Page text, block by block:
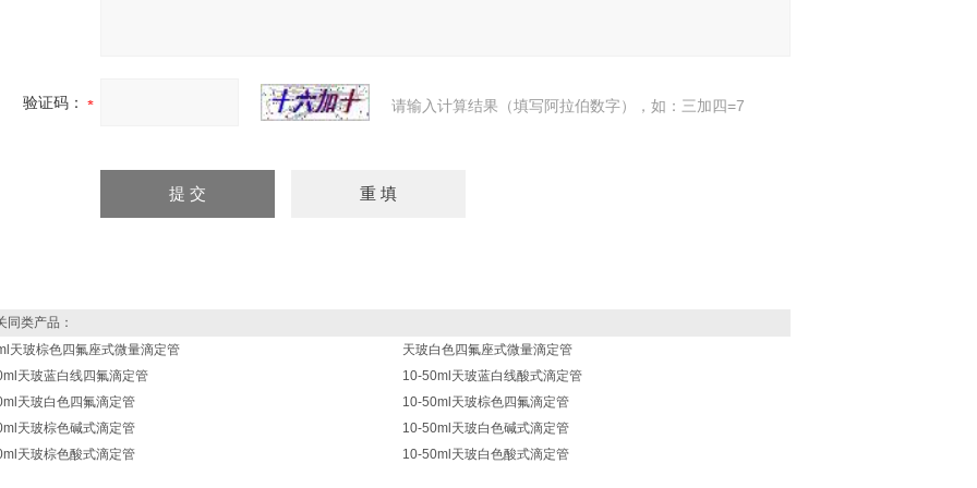
验证码： 请输入计算结果（填写阿拉伯数字），如：三加四=7
类产品：
天玻棕色四氟座式微量滴定管
天玻白色四氟座式微量滴定管
天玻蓝白线四氟滴定管
10-50ml天玻蓝白线酸式滴定管
天玻白色四氟滴定管
10-50ml天玻棕色四氟滴定管
天玻棕色碱式滴定管
10-50ml天玻白色碱式滴定管
天玻棕色酸式滴定管
10-50ml天玻白色酸式滴定管